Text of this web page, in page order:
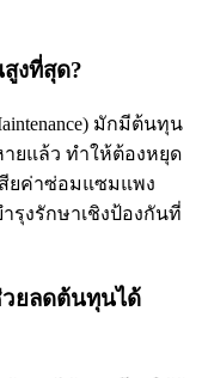
งที่สุด?
มักมีต้นทุน
ายแล้ว ทำให้ต้องหยุด
สียค่าซ่อมแซมแพง
รุงรักษาเชิงป้องกันที่
ยลดต้นทุนได้